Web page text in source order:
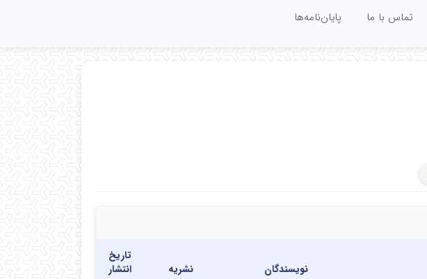
تماس با ما پایان‌نامه‌ها
نویسندگان نشریه
تاریخ
انتشار